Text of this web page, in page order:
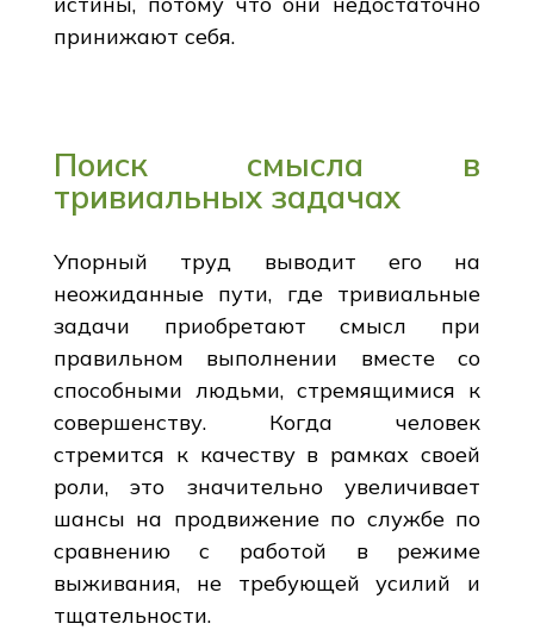
принижают себя.
Поиск смысла в
тривиальных задачах
Упорный труд выводит его на
неожиданные пути, где тривиальные
задачи приобретают смысл при
правильном выполнении вместе со
способными людьми, стремящимися к
совершенству. Когда человек
стремится к качеству в рамках своей
роли, это значительно увеличивает
шансы на продвижение по службе по
сравнению с работой в режиме
выживания, не требующей усилий и
тщательности.